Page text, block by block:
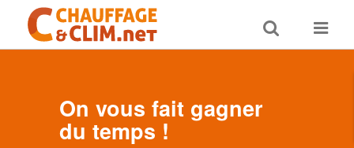
Toggle
search
Toggle
On vous fait gagner
du temps !